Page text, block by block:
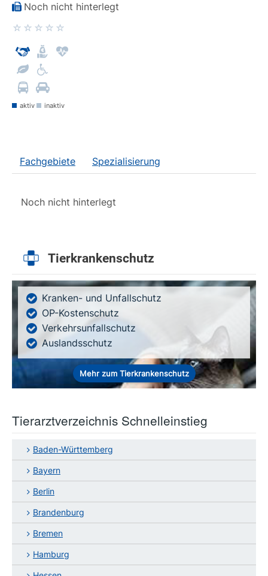
Noch nicht hinterlegt
aktiv inaktiv
Fachgebiete Spezialisierung
Noch nicht hinterlegt
Tierkrankenschutz
Kranken- und Unfallschutz
OP-Kostenschutz
Verkehrsunfallschutz
Auslandsschutz
Mehr zum Tierkrankenschutz
Tierarztverzeichnis Schnelleinstieg
Baden-Württemberg
Bayern
Berlin
Brandenburg
Bremen
Hamburg